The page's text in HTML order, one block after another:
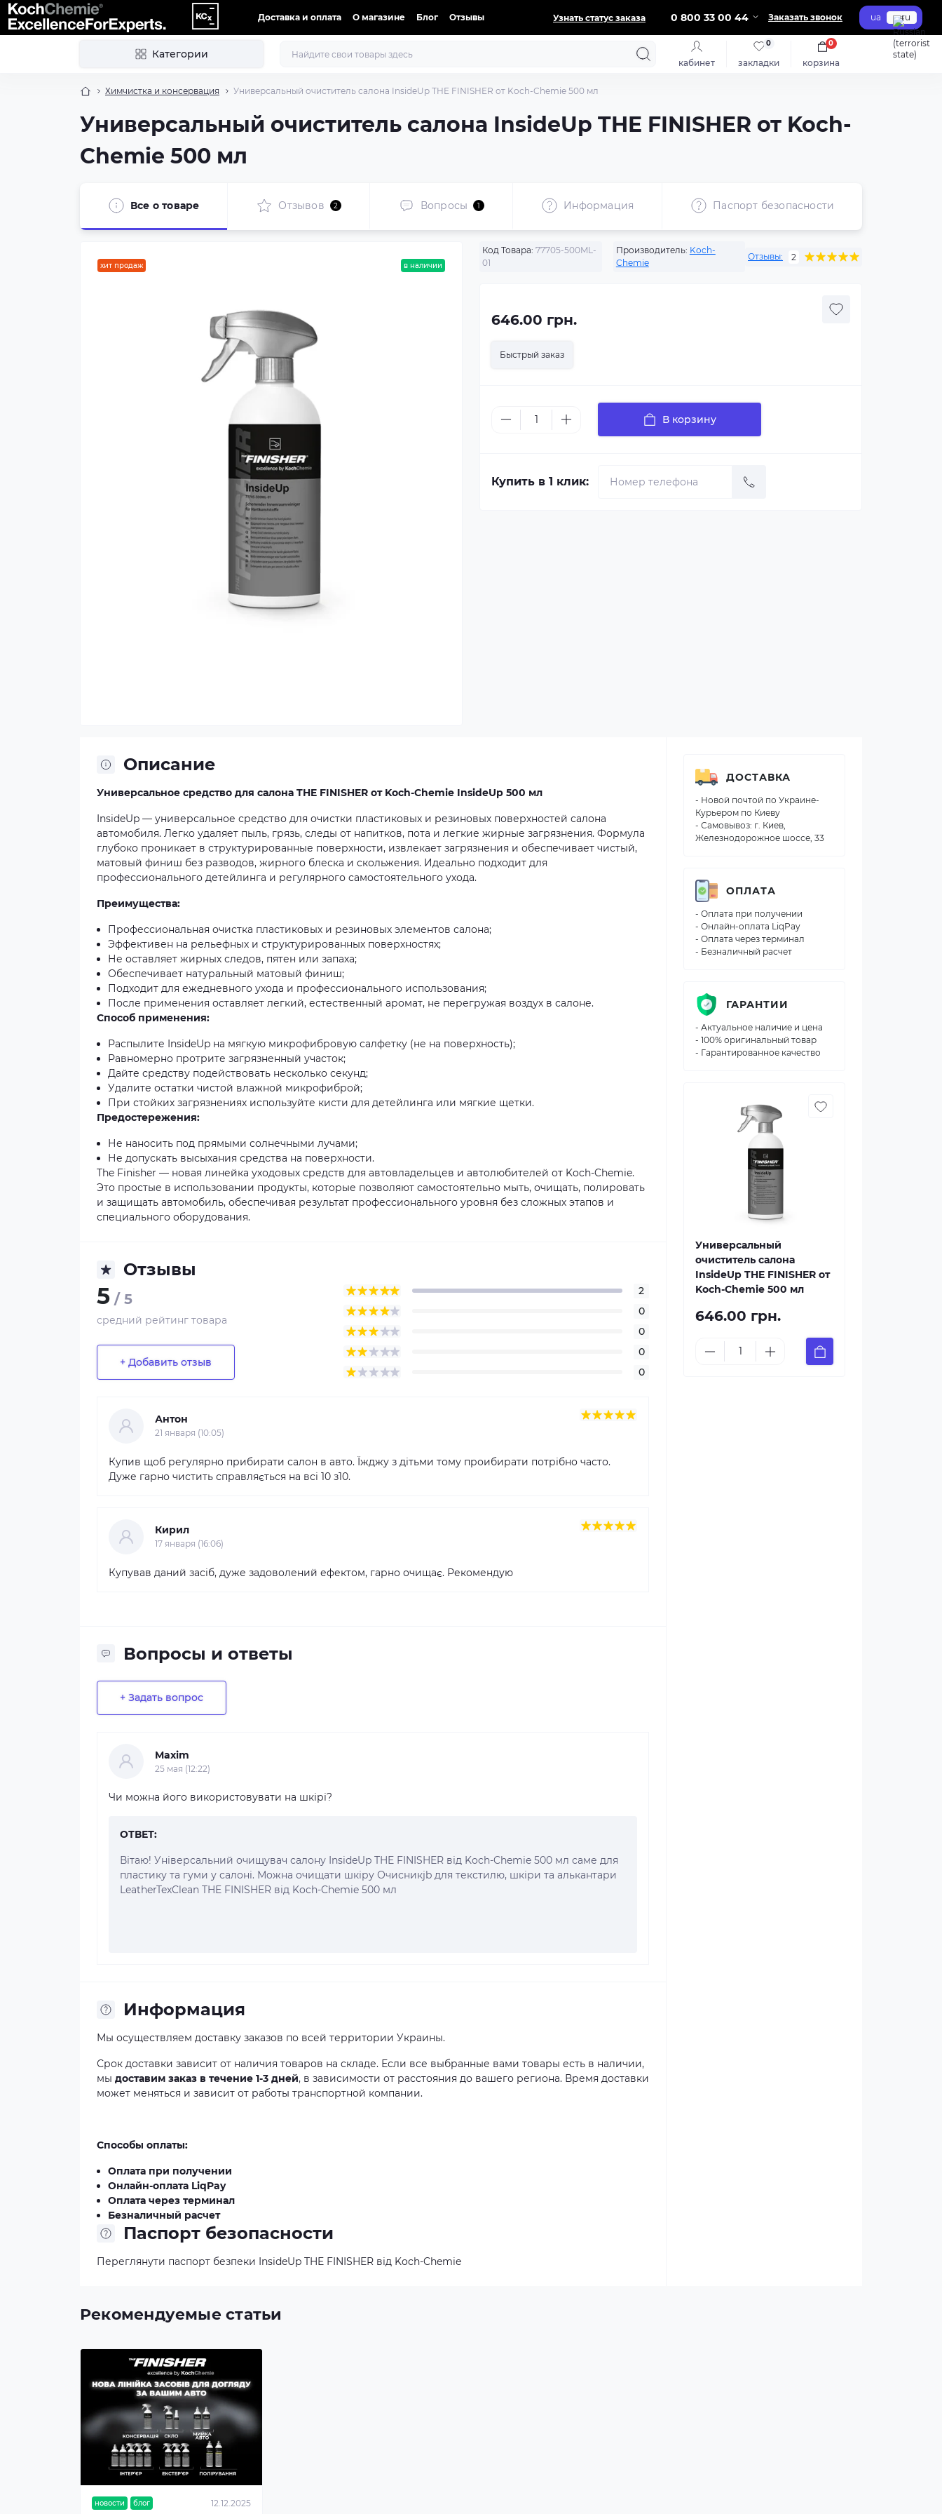
Доставка и оплата О магазине Блог Отзывы Узнать статус заказа 0 800 33 00 44 Заказать звонок ua ru
Категории
кабинет закладки
0
корзина
0
Химчистка и консервация Универсальный очиститель салона InsideUp THE FINISHER от Koch-Chemie 500 мл
Универсальный очиститель салона InsideUp THE FINISHER от Koch-
Chemie 500 мл
Все о товаре Отзывов 2 Вопросы 1 Информация Паспорт безопасности
хит продаж в наличии
Код Товара: 77705-500ML-
01
Производитель: Koch-
Chemie
Отзывы: 2
646.00 грн.
Быстрый заказ
В корзину
Купить в 1 клик:
Описание
Универсальное средство для салона THE FINISHER от Koch-Chemie InsideUp 500 мл
InsideUp — универсальное средство для очистки пластиковых и резиновых поверхностей салона
автомобиля. Легко удаляет пыль, грязь, следы от напитков, пота и легкие жирные загрязнения. Формула
глубоко проникает в структурированные поверхности, извлекает загрязнения и обеспечивает чистый,
матовый финиш без разводов, жирного блеска и скольжения. Идеально подходит для
профессионального детейлинга и регулярного самостоятельного ухода.
Преимущества:
Профессиональная очистка пластиковых и резиновых элементов салона;
Эффективен на рельефных и структурированных поверхностях;
Не оставляет жирных следов, пятен или запаха;
Обеспечивает натуральный матовый финиш;
Подходит для ежедневного ухода и профессионального использования;
После применения оставляет легкий, естественный аромат, не перегружая воздух в салоне.
Способ применения:
Распылите InsideUp на мягкую микрофибровую салфетку (не на поверхность);
Равномерно протрите загрязненный участок;
Дайте средству подействовать несколько секунд;
Удалите остатки чистой влажной микрофиброй;
При стойких загрязнениях используйте кисти для детейлинга или мягкие щетки.
Предостережения:
Не наносить под прямыми солнечными лучами;
Не допускать высыхания средства на поверхности.
The Finisher — новая линейка уходовых средств для автовладельцев и автолюбителей от Koch-Chemie.
Это простые в использовании продукты, которые позволяют самостоятельно мыть, очищать, полировать
и защищать автомобиль, обеспечивая результат профессионального уровня без сложных этапов и
специального оборудования.
Отзывы
5 / 5
средний рейтинг товара
+ Добавить отзыв
2
0
0
0
0
Антон
21 января (10:05)
Купив щоб регулярно прибирати салон в авто. Їжджу з дітьми тому проибирати потрібно часто.
Дуже гарно чистить справляється на всі 10 з10.
Кирил
17 января (16:06)
Купував даний засіб, дуже задоволений ефектом, гарно очищає. Рекомендую
Вопросы и ответы
+ Задать вопрос
Maxim
25 мая (12:22)
Чи можна його використовувати на шкірі?
ОТВЕТ:
Вітаю! Універсальний очищувач салону InsideUp THE FINISHER від Koch-Chemie 500 мл саме для
пластику та гуми у салоні. Можна очищати шкіру Очисникjb для текстилю, шкіри та алькантари
LeatherTexClean THE FINISHER від Koch-Chemie 500 мл
Информация
Мы осуществляем доставку заказов по всей территории Украины.
Срок доставки зависит от наличия товаров на складе. Если все выбранные вами товары есть в наличии,
мы доставим заказ в течение 1-3 дней, в зависимости от расстояния до вашего региона. Время доставки
может меняться и зависит от работы транспортной компании.
Способы оплаты:
Оплата при получении
Онлайн-оплата LiqPay
Оплата через терминал
Безналичный расчет
Паспорт безопасности
Переглянути паспорт безпеки InsideUp THE FINISHER від Koch-Chemie
ДОСТАВКА
- Новой почтой по Украине-
Курьером по Киеву
- Самовывоз: г. Киев,
Железнодорожное шоссе, 33
ОПЛАТА
- Оплата при получении
- Онлайн-оплата LiqPay
- Оплата через терминал
- Безналичный расчет
ГАРАНТИИ
- Актуальное наличие и цена
- 100% оригинальный товар
- Гарантированное качество
Универсальный
очиститель салона
InsideUp THE FINISHER от
Koch-Chemie 500 мл
646.00 грн.
Рекомендуемые статьи
новости блог 12.12.2025